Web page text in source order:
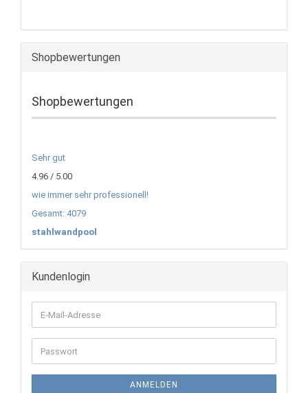
Shopbewertungen
Shopbewertungen
Sehr gut
4.96 / 5.00
wie immer sehr professionell!
Gesamt: 4079
stahlwandpool
Kundenlogin
E-
Mail-
Adresse
Passwort
ANMELDEN